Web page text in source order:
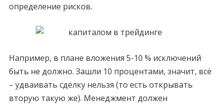
определение рисков.
Например, в плане вложения 5-10 % исключений
быть не должно. Зашли 10 процентами, значит, всё
– удваивать сделку нельзя (то есть открывать
вторую такую же). Менеджмент должен